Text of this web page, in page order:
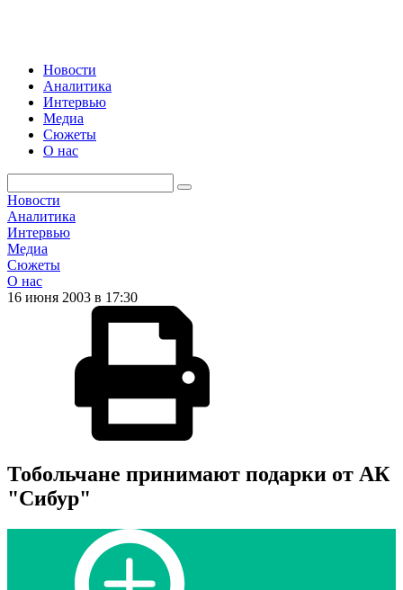
Новости
Аналитика
Интервью
Медиа
Сюжеты
О нас
Новости
Аналитика
Интервью
Медиа
Сюжеты
О нас
16 июня 2003 в 17:30
Тобольчане принимают подарки от АК
"Сибур"